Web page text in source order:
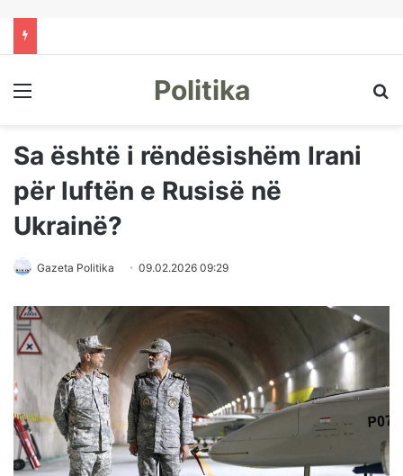
Menu Politika
Sa është i rëndësishëm Irani
për luftën e Rusisë në
Ukrainë?
Gazeta Politika 09.02.2026 09:29